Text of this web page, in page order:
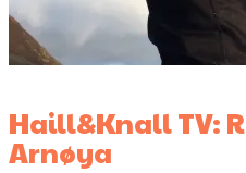
Haill&Knall TV:
Arnøya